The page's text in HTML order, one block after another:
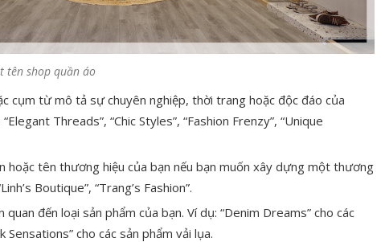
tên shop quần áo
cụm từ mô tả sự chuyên nghiệp, thời trang hoặc độc đáo của
Threads”, “Chic Styles”, “Fashion Frenzy”, “Unique
hoặc tên thương hiệu của bạn nếu bạn muốn xây dựng một thương
Boutique”, “Trang’s Fashion”.
đến loại sản phẩm của bạn. Ví dụ: “Denim Dreams” cho các
Sensations” cho các sản phẩm vải lụa.